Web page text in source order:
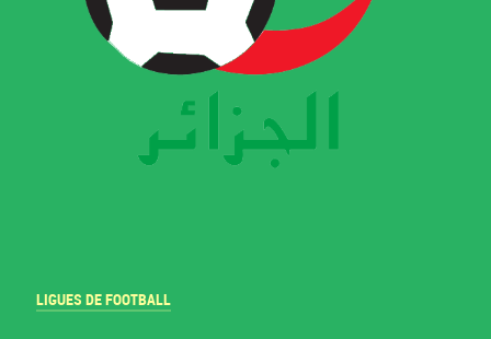
LIGUES DE FOOTBALL